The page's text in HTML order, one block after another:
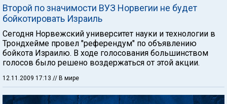
Второй по значимости ВУЗ Норвегии не будет
бойкотировать Израиль
Сегодня Норвежский университет науки и технологии в
Трондхейме провел "референдум" по объявлению
бойкота Израилю. В ходе голосования большинством
голосов было решено воздержаться от этой акции.
12.11.2009 17:13 // В мире